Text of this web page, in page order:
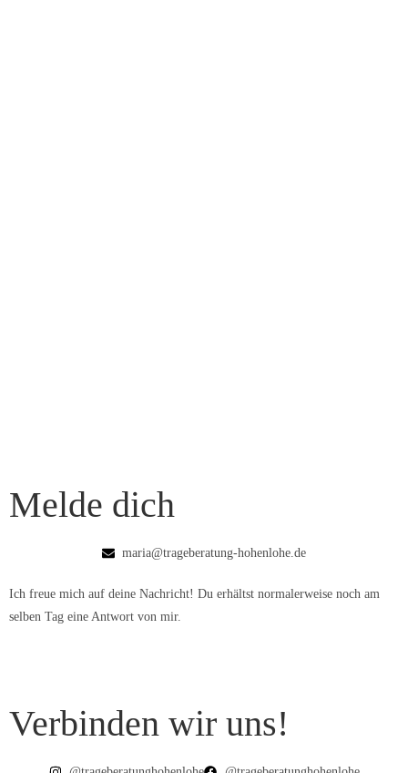
Melde dich
maria@trageberatung-hohenlohe.de
Ich freue mich auf deine Nachricht! Du erhältst normalerweise noch am
selben Tag eine Antwort von mir.
Verbinden wir uns!